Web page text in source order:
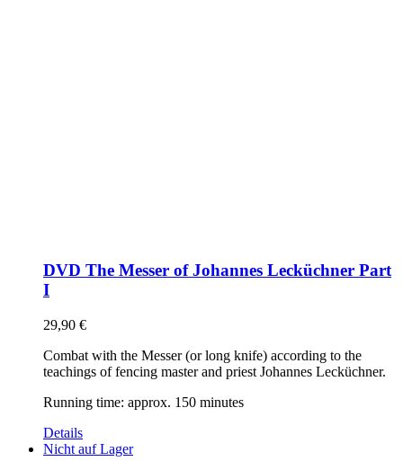
DVD The Messer of Johannes Lecküchner Part
I
29,90 €
Combat with the Messer (or long knife) according to the
teachings of fencing master and priest Johannes Lecküchner.
Running time: approx. 150 minutes
Details
Nicht auf Lager